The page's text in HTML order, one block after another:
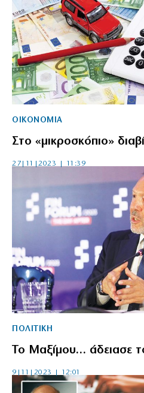
ΟΙΚΟΝΟΜΙΑ
Στο «μικροσκόπιο»
27|11|2023 | 11:39
ΠΟΛΙΤΙΚΗ
Το Μαξίμου… άδειασε
9|11|2023 | 12:01